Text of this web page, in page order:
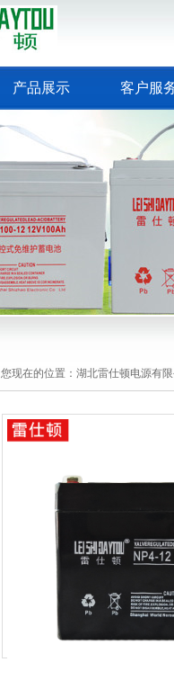
产品展示 客户服
您现在的位置： 湖北雷仕顿电源有